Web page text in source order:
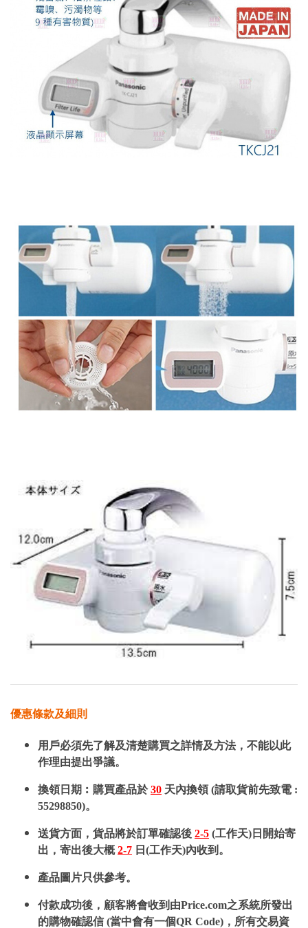
優惠條款及細則
用戶必須先了解及清楚購買之詳情及方法，不能以此
作理由提出爭議。
換領日期︰購買產品於30 天內換領 (請取貨前先致電 :
55298850)。
送貨方面，貨品將於訂單確認後 2-5 (工作天)日開始寄
出，寄出後大概2-7 日(工作天)內收到。
產品圖片只供參考。
付款成功後，顧客將會收到由Price.com之系統所發出
的購物確認信 (當中會有一個QR Code)，所有交易資